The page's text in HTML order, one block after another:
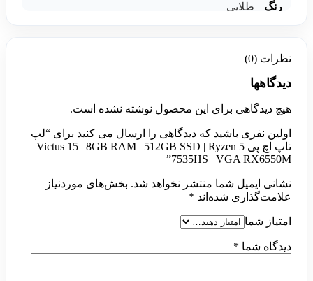
رنگ طلایی
نظرات (0)
دیدگاهها
هیچ دیدگاهی برای این محصول نوشته نشده است.
اولین نفری باشید که دیدگاهی را ارسال می کنید برای “لپ
تاپ اچ پی Victus 15 | 8GB RAM | 512GB SSD | Ryzen 5
7535HS | VGA RX6550M”
نشانی ایمیل شما منتشر نخواهد شد. بخش‌های موردنیاز
علامت‌گذاری شده‌اند *
امتیاز شما
دیدگاه شما *